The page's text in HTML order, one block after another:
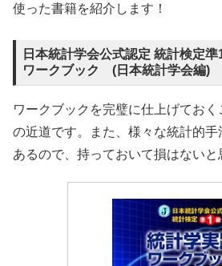
使った書籍を紹介します！
日本統計学会公式認定 統計検定
ワークブック (日本統計学会編)
ワークブックを完璧に仕上げてお
の近道です。また、様々な統計的
あるので、持っておいて損はないと